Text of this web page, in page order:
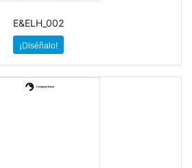
E&ELH_002
¡Diséñalo!